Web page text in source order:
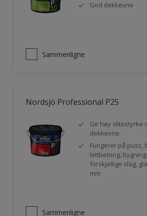
God dekkevne
Sammenligne
Nordsjö Professional P25
Gir høy slitestyrke
dekkevne
Fungerer på puss,
lettbetong,
forskjellige slag,
mm
Sammenligne